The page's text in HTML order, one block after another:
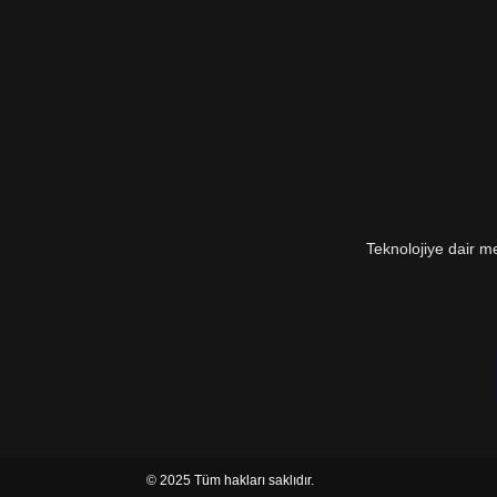
Teknolojiye dair
© 2025 Tüm hakları saklıdır.